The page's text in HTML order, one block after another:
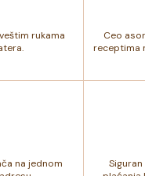
rukama
Ceo
receptima
na jednom